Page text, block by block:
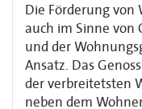
Die Förderung von
auch im Sinne von
und der
Ansatz. Das
der verbreitetsten
neben dem